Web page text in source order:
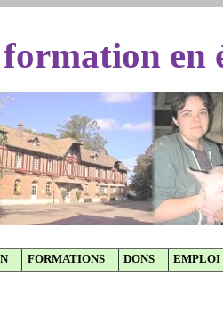
en
FORMATIONS DONS EMPLOI